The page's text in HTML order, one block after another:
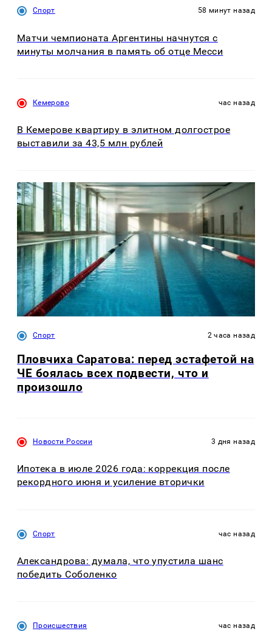
Спорт 58 минут назад
Матчи чемпионата Аргентины начнутся с
минуты молчания в память об отце Месси
Кемерово час назад
В Кемерове квартиру в элитном долгострое
выставили за 43,5 млн рублей
Спорт 2 часа назад
Пловчиха Саратова: перед эстафетой на
ЧЕ боялась всех подвести, что и
произошло
Новости России 3 дня назад
Ипотека в июле 2026 года: коррекция после
рекордного июня и усиление вторички
Спорт час назад
Александрова: думала, что упустила шанс
победить Соболенко
Происшествия час назад